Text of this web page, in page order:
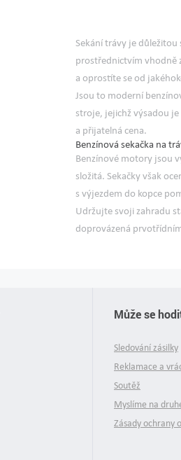
Sekání trávy je důležitou
prostřednictvím vhodně
a oprostíte se od
Jsou to moderní
stroje, jejichž výsadou
a přijatelná cena.
Benzínová sekačka na
Benzínové motory jsou
složitá. Sekačky však
s výjezdem do kopce
Udržujte svoji zahradu
doprovázená
Může se
Sledování zásilky
Reklamace a
Soutěž
Myslíme na
Zásady ochrany